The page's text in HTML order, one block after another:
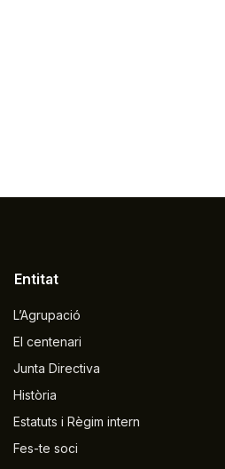
Entitat
L’Agrupació
El centenari
Junta Directiva
Història
Estatuts i Règim intern
Fes-te soci